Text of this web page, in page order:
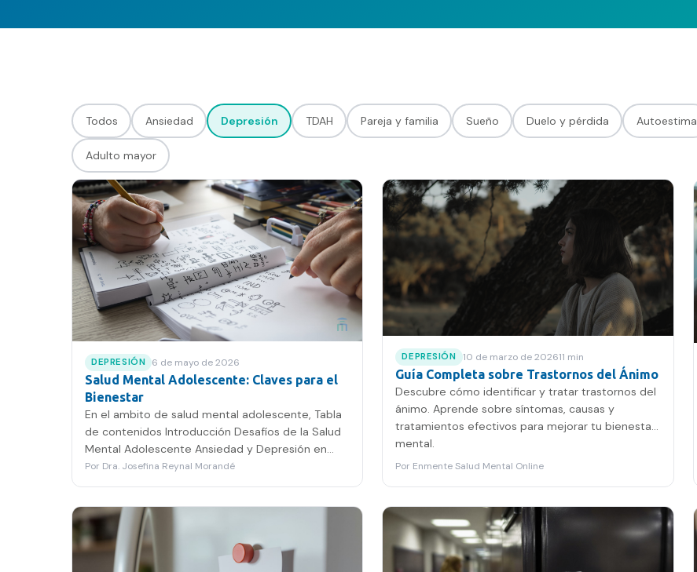
Todos Ansiedad Depresión TDAH Pareja y familia Sueño Duelo y pérdida Autoestima
Adulto mayor
DEPRESIÓN 6 de mayo de 2026
Salud Mental Adolescente: Claves para el
Bienestar
En el ambito de salud mental adolescente, Tabla
de contenidos Introducción Desafíos de la Salud
Mental Adolescente Ansiedad y Depresión en
Jóvenes Equilibrio…
Por Dra. Josefina Reynal Morandé
DEPRESIÓN 10 de marzo de 202611 min
Guía Completa sobre Trastornos del Ánimo
Descubre cómo identificar y tratar trastornos del
ánimo. Aprende sobre síntomas, causas y
tratamientos efectivos para mejorar tu bienestar
mental.
Por Enmente Salud Mental Online